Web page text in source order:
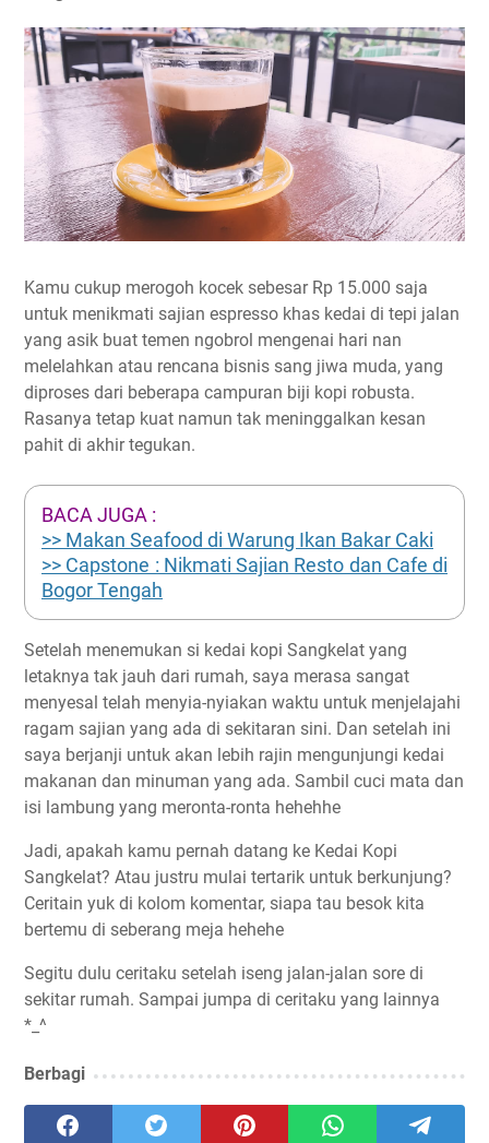
Kamu cukup merogoh kocek sebesar Rp 15.000 saja
untuk menikmati sajian espresso khas kedai di tepi jalan
yang asik buat temen ngobrol mengenai hari nan
melelahkan atau rencana bisnis sang jiwa muda, yang
diproses dari beberapa campuran biji kopi robusta.
Rasanya tetap kuat namun tak meninggalkan kesan
pahit di akhir tegukan.
BACA JUGA :
>> Makan Seafood di Warung Ikan Bakar Caki
>> Capstone : Nikmati Sajian Resto dan Cafe di
Bogor Tengah
Setelah menemukan si kedai kopi Sangkelat yang
letaknya tak jauh dari rumah, saya merasa sangat
menyesal telah menyia-nyiakan waktu untuk menjelajahi
ragam sajian yang ada di sekitaran sini. Dan setelah ini
saya berjanji untuk akan lebih rajin mengunjungi kedai
makanan dan minuman yang ada. Sambil cuci mata dan
isi lambung yang meronta-ronta hehehhe
Jadi, apakah kamu pernah datang ke Kedai Kopi
Sangkelat? Atau justru mulai tertarik untuk berkunjung?
Ceritain yuk di kolom komentar, siapa tau besok kita
bertemu di seberang meja hehehe
Segitu dulu ceritaku setelah iseng jalan-jalan sore di
sekitar rumah. Sampai jumpa di ceritaku yang lainnya
*_^
Berbagi